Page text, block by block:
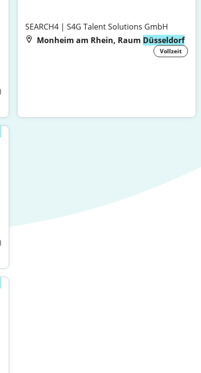
SEARCH4 | S4G Talent Solutions GmbH
Monheim am Rhein, Raum Düsseldorf
Vollzeit